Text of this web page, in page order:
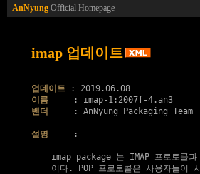
AnNyung Official Homepage
imap 업데이트
업데이트
이름
벤더
     : AnNyung Packaging Team
설명
     :
imap package 는 IMAP 프로토콜과
이다. POP 프로토콜은 사용자들이